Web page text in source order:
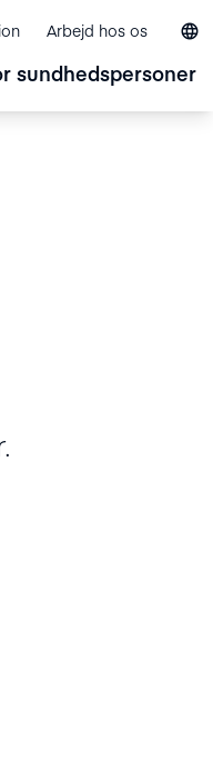
Arbejd hos os
sundhedspersoner